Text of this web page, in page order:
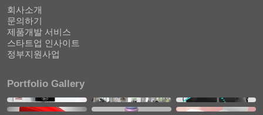
회사소개
문의하기
제품개발 서비스
스타트업 인사이트
정부지원사업
Portfolio Gallery